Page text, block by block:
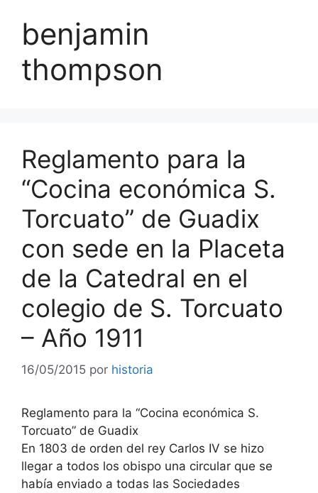
benjamin
thompson
Reglamento para la
“Cocina económica S.
Torcuato” de Guadix
con sede en la Placeta
de la Catedral en el
colegio de S. Torcuato
– Año 1911
16/05/2015 por historia
Reglamento para la “Cocina económica S.
Torcuato” de Guadix
En 1803 de orden del rey Carlos IV se hizo
llegar a todos los obispo una circular que se
había enviado a todas las Sociedades